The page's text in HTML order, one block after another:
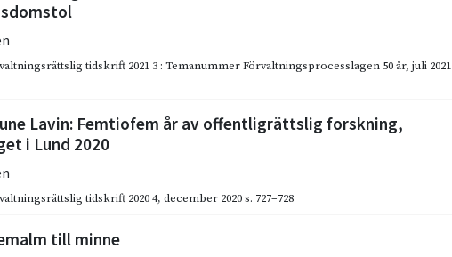
tidskrift 2021 3 : Temanummer Förvaltningsprocesslagen 50 år, juli 2021
Lavin: Femtiofem år av offentligrättslig forskning,
i Lund 2020
tidskrift 2020 4, december 2020s. 727–728
till minne